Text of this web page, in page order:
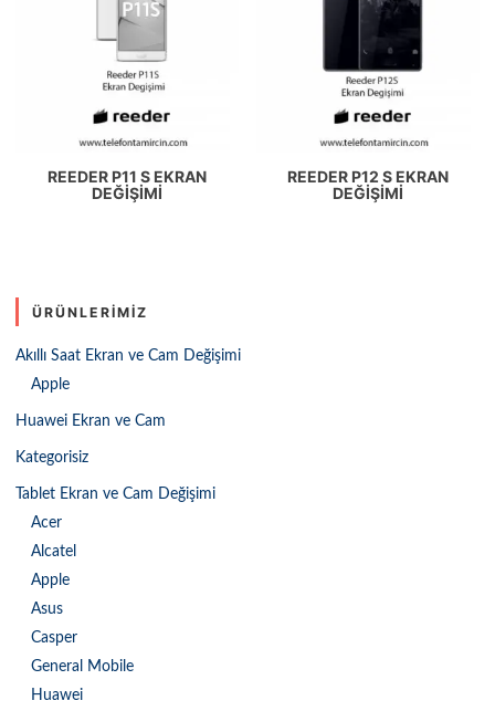
REEDER P11 S EKRAN
DEĞIŞIMI
REEDER P12 S EKRAN
DEĞIŞIMI
ÜRÜNLERIMIZ
Akıllı Saat Ekran ve Cam Değişimi
Apple
Huawei Ekran ve Cam
Kategorisiz
Tablet Ekran ve Cam Değişimi
Acer
Alcatel
Apple
Asus
Casper
General Mobile
Huawei